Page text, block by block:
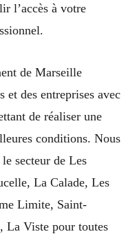
l’accès à votre
de Marseille
et des entreprises avec
de réaliser une
conditions. Nous
secteur de Les
La Calade, Les
Limite, Saint-
La Viste pour toutes